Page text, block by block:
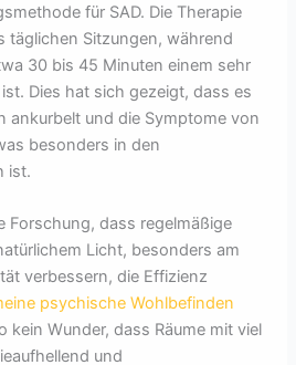
für SAD. Die Therapie
täglichen Sitzungen, während
30 bis 45 Minuten einem sehr
Dies hat sich gezeigt, dass es
ankurbelt und die Symptome von
besonders in den
ist.
Forschung, dass regelmäßige
Licht, besonders am
verbessern, die Effizienz
psychische Wohlbefinden
kein Wunder, dass Räume mit viel
und